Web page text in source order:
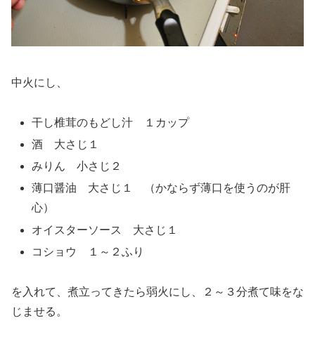
中火にし、
干し椎茸のもどし汁 １カップ
酒 大さじ１
みりん 小さじ２
薄口醤油 大さじ１ （かならず薄口を使うのが肝
心）
オイスターソース 大さじ１
コショウ １～２ふり
を入れて、煮立ってきたら弱火にし、２～３分煮て味をな
じませる。